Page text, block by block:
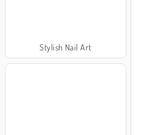
Stylish Nail Art